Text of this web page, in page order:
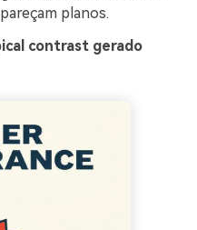
planos.
contrast gerado